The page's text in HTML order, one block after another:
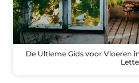
De Ultieme Gids voor Vloeren